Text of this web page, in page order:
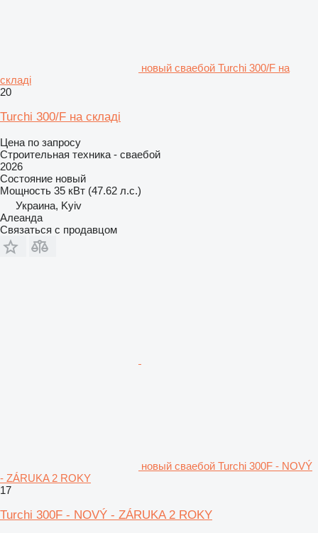
новый сваебой Turchi 300/F на
складі
20
Turchi 300/F на складі
Цена по запросу
Строительная техника - сваебой
2026
Состояние новый
Мощность 35 кВт (47.62 л.с.)
Украина, Kyiv
Алеанда
Связаться с продавцом
новый сваебой Turchi 300F - NOVÝ
- ZÁRUKA 2 ROKY
17
Turchi 300F - NOVÝ - ZÁRUKA 2 ROKY